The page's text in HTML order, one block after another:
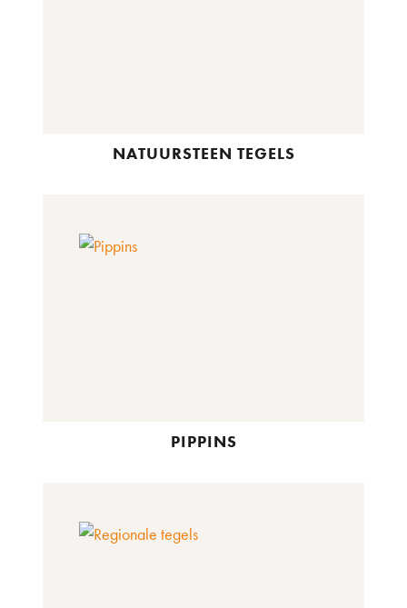
NATUURSTEEN TEGELS
PIPPINS